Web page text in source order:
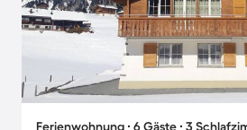
Ferienwohnung ∙ 6 Gäste ∙ 3